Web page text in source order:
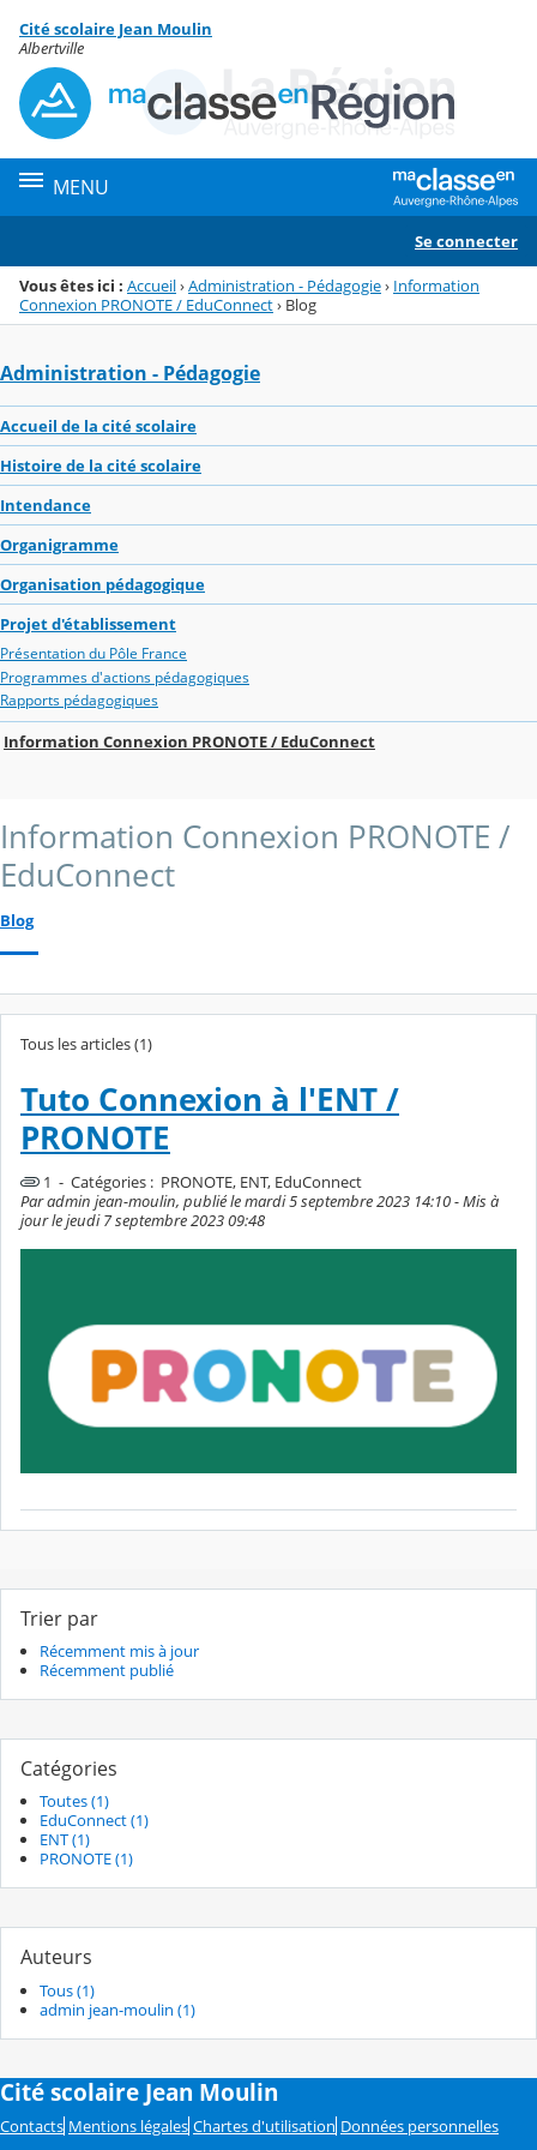
Menu de la rubrique
Contenu
Cité scolaire Jean Moulin
Albertville
MENU
Se connecter
Vous êtes ici : Accueil›Administration - Pédagogie› Information
Connexion PRONOTE / EduConnect› Blog
Administration - Pédagogie
Accueil de la cité scolaire
Histoire de la cité scolaire
Intendance
Organigramme
Organisation pédagogique
Projet d'établissement
Présentation du Pôle France
Programmes d'actions pédagogiques
Rapports pédagogiques
Information Connexion PRONOTE / EduConnect
Information Connexion PRONOTE /
EduConnect
Blog
Tous les articles (1)
Tuto Connexion à l'ENT /
PRONOTE
1 - Catégories : PRONOTE, ENT, EduConnect
Par admin jean-moulin, publié le mardi 5 septembre 2023 14:10 - Mis à
jour le jeudi 7 septembre 2023 09:48
Trier par
Récemment mis à jour
Récemment publié
Catégories
Toutes (1)
EduConnect (1)
ENT (1)
PRONOTE (1)
Auteurs
Tous (1)
admin jean-moulin (1)
Cité scolaire Jean Moulin
Contacts Mentions légales Chartes d'utilisation Données personnelles